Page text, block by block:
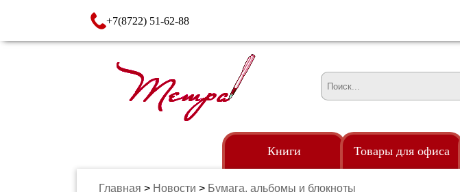
+7(8722) 51-62-88
Книги Товары для офиса
Главная > Новости > Бумага, альбомы и блокноты